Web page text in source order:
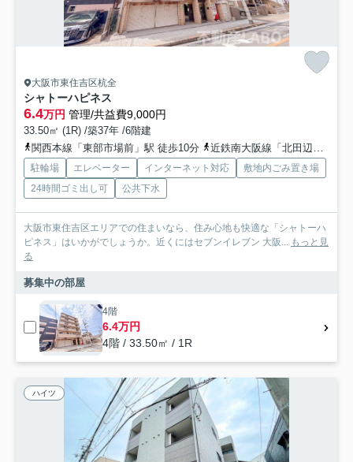
大阪市東住吉区杭全
シャトーハピネス
6.4万円 管理/共益費9,000円
33.50㎡ (1R) /築37年 /6階建
関西本線「東部市場前」駅 徒歩10分
近鉄南大阪線「北田辺」駅 徒歩9分
駐輪場 エレベーター インターネット対応
敷地内ごみ置き場
24時間ゴミ出し可
公共下水
大阪市東住吉区エリアでの住まいなら、住み心地も快適な「シャトーハ
ピネス」はいかがでしょうか。近くにはセブンイレブン 大阪... もっと見
る
募集中の部屋
4階
6.4万円
4階 / 33.50㎡ / 1R
ハイツ